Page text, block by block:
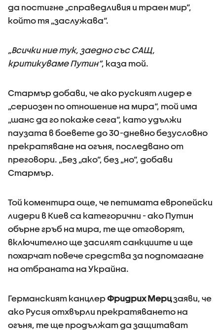
да постигне „справедливия и траен мир“,
който тя „заслужава“.
„Всички ние тук, заедно със САЩ,
критикуваме Путин“, каза той.
Стармър добави, че ако руският лидер е
„сериозен по отношение на мира“, той има
„шанс да го покаже сега“, като удължи
паузата в боевете до 30-дневно безусловно
прекратяване на огъня, последвано от
преговори. „Без „ако“, без „но“, добави
Стармър.
Той коментира още, че петимата европейски
лидери в Киев са категорични - ако Путин
обърне гръб на мира, те ще отговорят,
включително ще засилят санкциите и ще
похарчат повече средства за подпомагане
на отбраната на Украйна.
Германският канцлерФридрих Мерцзаяви, че
ако Русия отхвърли прекратяването на
огъня, те ще продължат да защитават